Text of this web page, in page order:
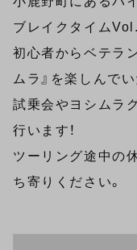
ブレイクタイム
初心者からベテラ
ムラ』を楽しんで
試乗会やヨシムラ
行います！
ツーリング途中の
ち寄りください。